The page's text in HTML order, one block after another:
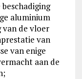
aluminium
van de vloer
van
van enige
aan de